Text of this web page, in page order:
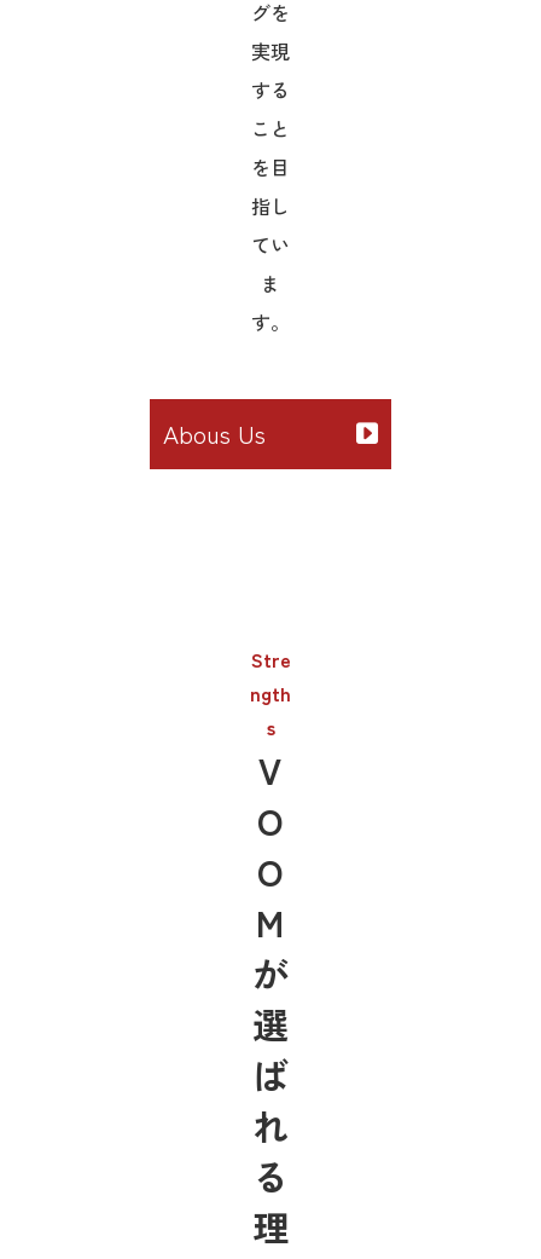
グを
実現
する
こと
を目
指し
てい
ま
す。
Abous Us
Stre
ngth
s
V
O
O
M
が
選
ば
れ
る
理